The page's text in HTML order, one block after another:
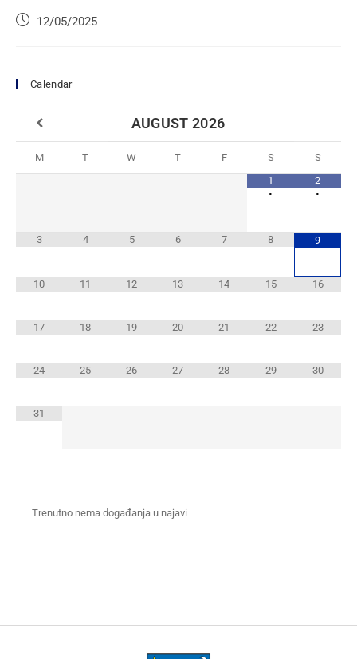
12/05/2025
Calendar
AUGUST 2026
M T W T F S
S
1
•
2
•
3 4 5 6 7 8 9
10 11 12 13 14 15 16
17 18 19 20 21 22 23
24 25 26 27 28 29 30
31
Trenutno nema događanja u najavi